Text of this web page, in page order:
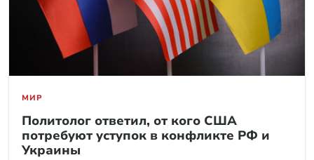
МИР
Политолог ответил, от кого США
потребуют уступок в конфликте РФ и
Украины